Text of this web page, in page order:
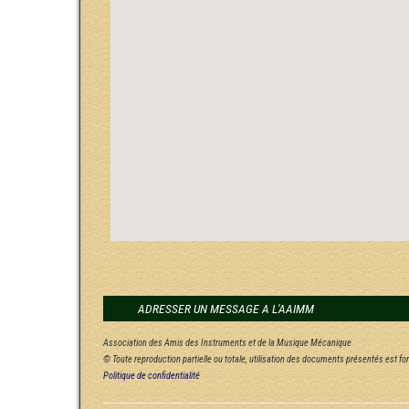
ADRESSER UN MESSAGE A L'AAIMM
Association des Amis des Instruments et de la Musique Mécanique
© Toute reproduction partielle ou totale, utilisation des documents présentés est
Politique de confidentialité